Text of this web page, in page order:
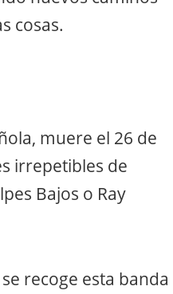
cosas.
muere el 26 de
irrepetibles de
Bajos o Ray
recoge esta banda